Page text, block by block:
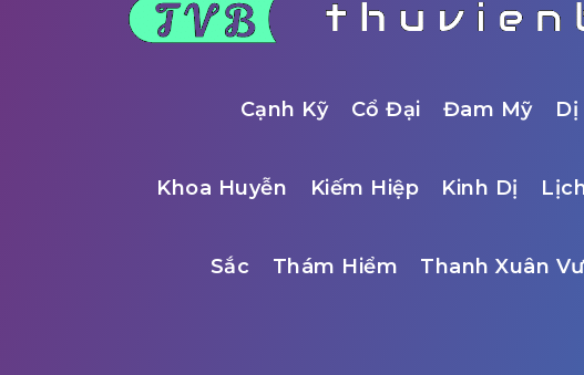
Cạnh Kỹ Cổ Đại Đam Mỹ Dị
Khoa Huyễn Kiếm Hiệp Kinh Dị
Sắc Thám Hiểm Thanh Xuân